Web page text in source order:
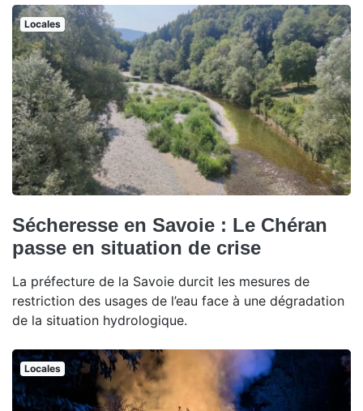
Locales
Sécheresse en Savoie : Le Chéran
passe en situation de crise
La préfecture de la Savoie durcit les mesures de
restriction des usages de l’eau face à une dégradation
de la situation hydrologique.
Locales